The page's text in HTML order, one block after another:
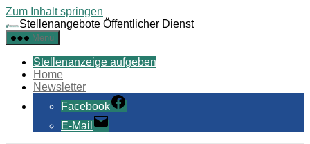
Zum Inhalt springen
Stellenangebote Öffentlicher Dienst
Menü
Stellenanzeige aufgeben
Home
Newsletter
Facebook
E-Mail